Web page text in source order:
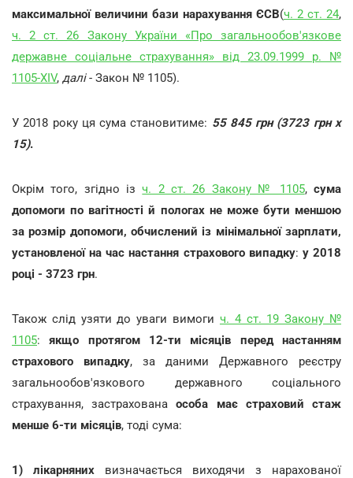
максимальної величини бази нарахування ЄСВ(ч. 2 ст. 24,
ч. 2 ст. 26 Закону України «Про загальнообов'язкове
державне соціальне страхування» від 23.09.1999 р. №
1105-XIV, далі- Закон № 1105).
У 2018 року ця сума становитиме: 55 845 грн (3723 грн х
15).
Окрім того, згідно ізч. 2 ст. 26 Закону № 1105,сума
допомоги по вагітності й пологах не може бути меншою
за розмір допомоги, обчислений із мінімальної зарплати,
установленої на час настання страхового випадку: у 2018
році - 3723 грн.
Також слід узяти до уваги вимоги ч. 4 ст. 19 Закону №
1105:якщо протягом 12-ти місяців перед настанням
страхового випадку, за даними Державного реєстру
загальнообов'язкового державного соціального
страхування, застрахованаособа має страховий стаж
менше 6-ти місяців, тоді сума:
1) лікарняних визначається виходячи з нарахованої